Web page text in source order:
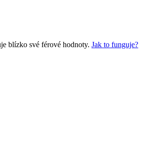
blízko své férové hodnoty. Jak to funguje?